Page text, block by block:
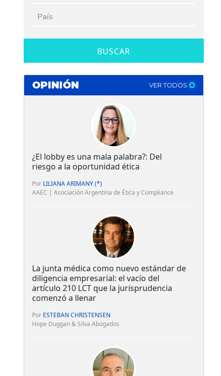
BUSCAR
OPINIÓN VER TODOS
¿El lobby es una mala palabra?: Del
riesgo a la oportunidad ética
Por LILIANA ARIMANY (*)
AAEC | Asociación Argentina de Ética y Compliance
La junta médica como nuevo estándar de
diligencia empresarial: el vacío del
artículo 210 LCT que la jurisprudencia
comenzó a llenar
Por ESTEBAN CHRISTENSEN
Hope Duggan & Silva Abogados